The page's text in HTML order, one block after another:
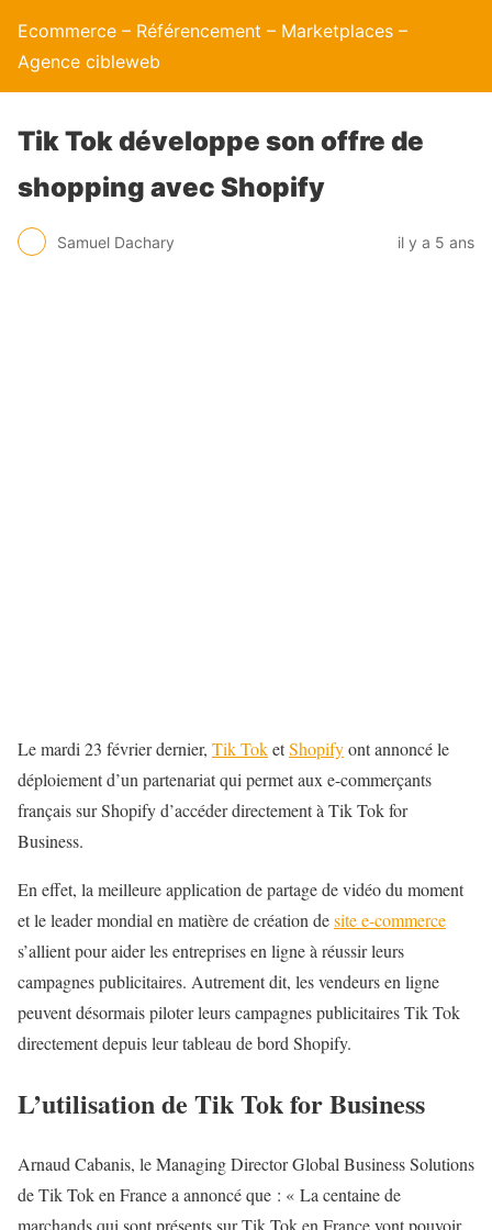
Ecommerce – Référencement – Marketplaces –
Agence cibleweb
Tik Tok développe son offre de
shopping avec Shopify
Samuel Dachary il y a 5 ans
Le mardi 23 février dernier, Tik ToketShopifyont annoncé le
déploiement d’un partenariat qui permet aux e-commerçants
français sur Shopify d’accéder directement à Tik Tok for
Business.
En effet, la meilleure application de partage de vidéo du moment
et le leader mondial en matière de création desite e-commerce
s’allient pour aider les entreprises en ligne à réussir leurs
campagnes publicitaires. Autrement dit, les vendeurs en ligne
peuvent désormais piloter leurs campagnes publicitaires Tik Tok
directement depuis leur tableau de bord Shopify.
L’utilisation de Tik Tok for Business
Arnaud Cabanis, le Managing Director Global Business Solutions
de Tik Tok en France a annoncé que : « La centaine de
marchands qui sont présents sur Tik Tok en France vont pouvoir